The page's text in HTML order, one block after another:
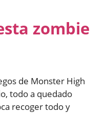
zombie
de Monster High
todo a quedado
recoger todo y